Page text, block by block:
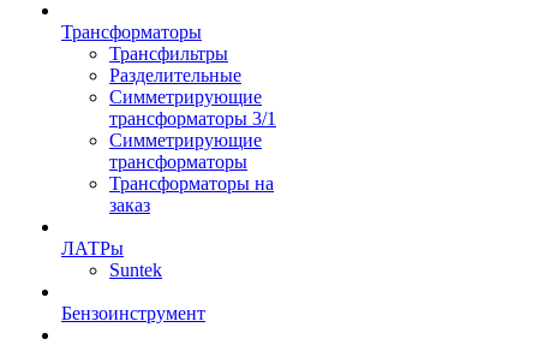
Трансформаторы
Трансфильтры
Разделительные
Симметрирующие
трансформаторы 3/1
Симметрирующие
трансформаторы
Трансформаторы на
заказ
ЛАТРы
Suntek
Бензоинструмент